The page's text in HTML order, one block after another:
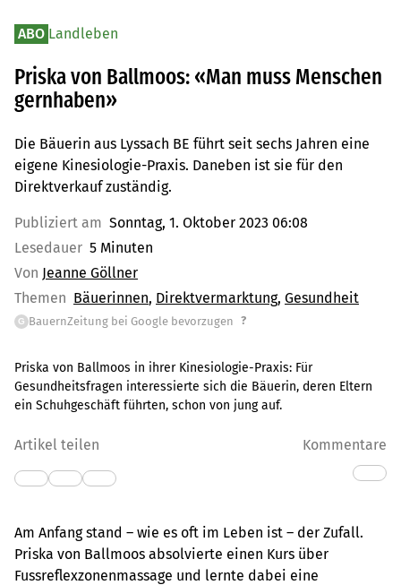
ABO Landleben
Priska von Ballmoos: «Man muss Menschen
gernhaben»
Die Bäuerin aus Lyssach BE führt seit sechs Jahren eine
eigene Kinesiologie-Praxis. Daneben ist sie für den
Direktverkauf zuständig.
Publiziert am Sonntag, 1. Oktober 2023 06:08
Lesedauer 5 Minuten
Von Jeanne Göllner
Themen Bäuerinnen Direktvermarktung Gesundheit
G BauernZeitung bei Google bevorzugen ?
Priska von Ballmoos in ihrer Kinesiologie-Praxis: Für
Gesundheitsfragen interessierte sich die Bäuerin, deren Eltern
ein Schuhgeschäft führten, schon von jung auf.
Artikel teilen Kommentare
Am Anfang stand – wie es oft im Leben ist – der Zufall.
Priska von Ballmoos absolvierte einen Kurs über
Fussreflexzonenmassage und lernte dabei eine